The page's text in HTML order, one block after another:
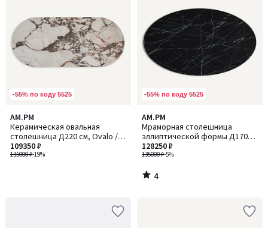
-55% по коду 5525
AM.PM
Керамическая овальная
столешница Д220 см, Ovalo /
Овало
135000 ₽-19%
109350 ₽
-55% по коду 5525
AM.PM
Мраморная столешница
эллиптической формы Д170
см, Elipso / Элипсо
135000 ₽-5%
128250 ₽
4
/
5
4
/